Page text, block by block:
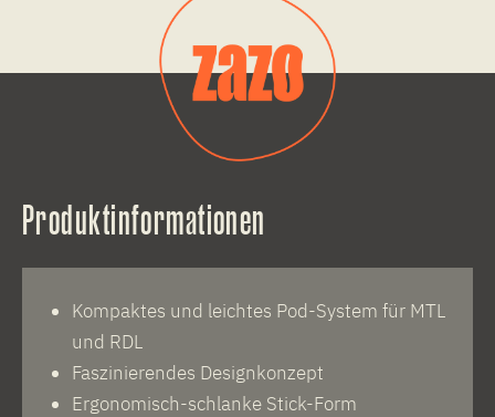
Produktinformationen
Kompaktes und leichtes Pod-System für MTL
und RDL
Faszinierendes Designkonzept
Ergonomisch-schlanke Stick-Form